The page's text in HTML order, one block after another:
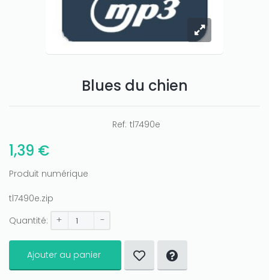
Blues du chien
Ref: tl7490e
1,39 €
Produit numérique
tl7490e.zip
Quantité:
+ -
Ajouter au panier
Joo casinoif you really want to win a huge
amount on your credits!